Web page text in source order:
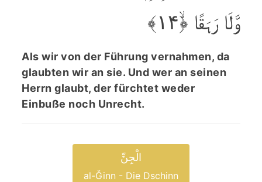
وَّلَا رَہَقًا ﴿ۙ۱۴﴾
Als wir von der Führung vernahmen, da
glaubten wir an sie. Und wer an seinen
Herrn glaubt, der fürchtet weder
Einbuße noch Unrecht.
الْجِنِّ
al-Ǧinn - Die Dschinn